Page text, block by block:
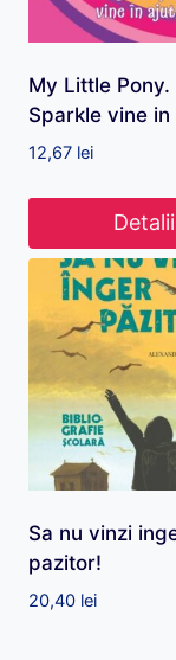
My Little
Sparkle vine
12,67 lei
Detalii
Sa nu vinzi
pazitor!
20,40 lei